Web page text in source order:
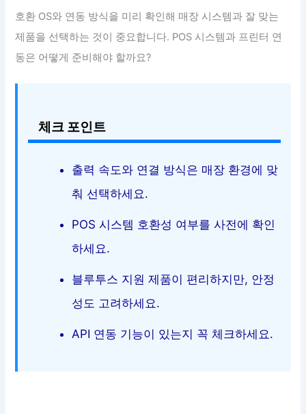
호환 OS와 연동 방식을 미리 확인해 매장 시스템과 잘 맞는
제품을 선택하는 것이 중요합니다. POS 시스템과 프린터 연
동은 어떻게 준비해야 할까요?
체크 포인트
출력 속도와 연결 방식은 매장 환경에 맞
춰 선택하세요.
POS 시스템 호환성 여부를 사전에 확인
하세요.
블루투스 지원 제품이 편리하지만, 안정
성도 고려하세요.
API 연동 기능이 있는지 꼭 체크하세요.